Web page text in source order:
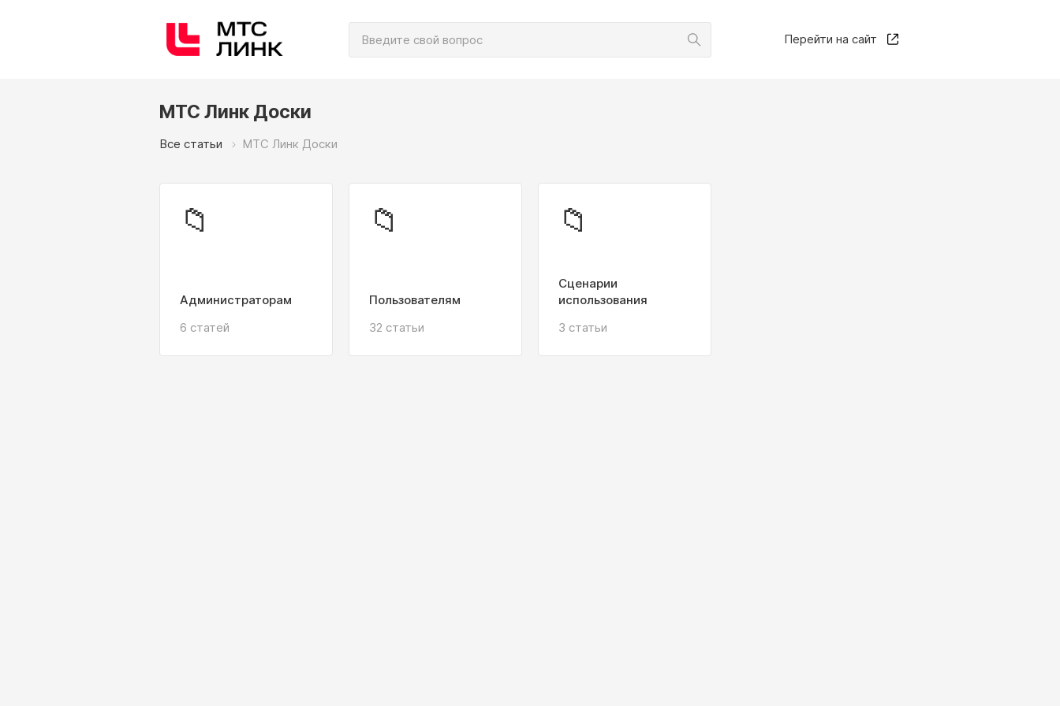
Перейти на сайт
МТС Линк Доски
Все статьи МТС Линк Доски
📁
Администраторам
6 статей
📁
Пользователям
32 статьи
📁
Сценарии
использования
3 статьи